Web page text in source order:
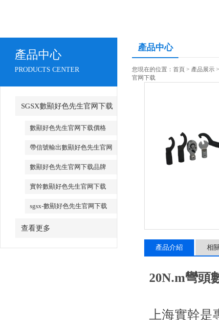
產品中心
PRODUCTS CENTER
SGSX數顯好色先生官网下载
_SGSX數顯好色先生官网下载
數顯好色先生官网下载價格
帶信號輸出數顯好色先生官网
下载
數顯好色先生官网下载品牌
實幹數顯好色先生官网下载
sgsx-數顯好色先生官网下载
查看更多
產品中心
您現在的位置： 首頁 > 產品展示
官网下载
產品介紹 相
20N.m彎頭
上海實幹是